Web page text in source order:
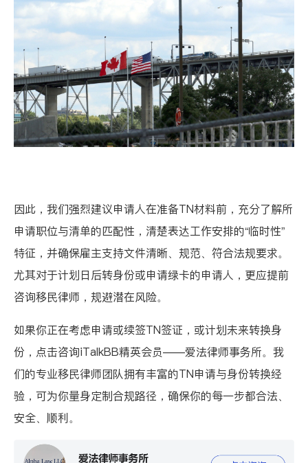
因此，我们强烈建议申请人在准备TN材料前，充分了解所
申请职位与清单的匹配性，清楚表达工作安排的“临时性”
特征，并确保雇主支持文件清晰、规范、符合法规要求。
尤其对于计划日后转身份或申请绿卡的申请人，更应提前
咨询移民律师，规避潜在风险。
如果你正在考虑申请或续签TN签证，或计划未来转换身
份，点击咨询iTalkBB精英会员——爱法律师事务所。我
们的专业移民律师团队拥有丰富的TN申请与身份转换经
验，可为你量身定制合规路径，确保你的每一步都合法、
安全、顺利。